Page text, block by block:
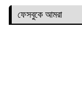
ফেসবুকে আমরা